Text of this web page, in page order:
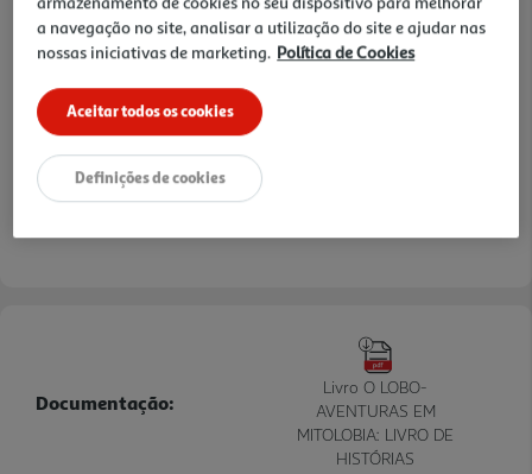
Documentação:
Livro O LOBO-
AVENTURAS EM
MITOLOBIA: LIVRO DE
HISTÓRIAS
a navegação no site, analisar a utilização do site e ajudar nas
nossas iniciativas de marketing. Política de Cookies
Aceitar todos os cookies
Definições de cookies